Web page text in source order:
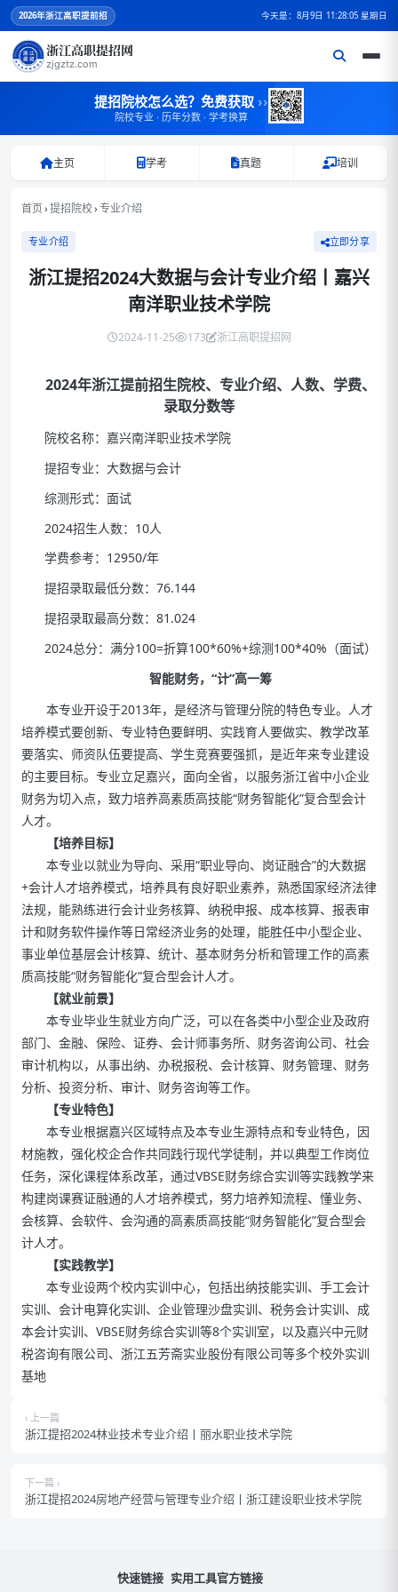
2026年浙江高职提前招 今天是：8月9日 11:28:05 星期日
浙江高职提招网
zjgztz.com
提招院校怎么选？免费获取 ››
院校专业 · 历年分数 · 学考换算
主页 学考 真题 培训
首页›提招院校›专业介绍
专业介绍 立即分享
浙江提招2024大数据与会计专业介绍丨嘉兴
南洋职业技术学院
2024-11-25 173 浙江高职提招网
2024年浙江提前招生院校、专业介绍、人数、学费、
录取分数等
院校名称：嘉兴南洋职业技术学院
提招专业：大数据与会计
综测形式：面试
2024招生人数：10人
学费参考：12950/年
提招录取最低分数：76.144
提招录取最高分数：81.024
2024总分：满分100=折算100*60%+综测100*40%（面试）
智能财务，“计”高一筹
本专业开设于2013年，是经济与管理分院的特色专业。人才
培养模式要创新、专业特色要鲜明、实践育人要做实、教学改革
要落实、师资队伍要提高、学生竞赛要强抓，是近年来专业建设
的主要目标。专业立足嘉兴，面向全省，以服务浙江省中小企业
财务为切入点，致力培养高素质高技能“财务智能化”复合型会计
人才。
【培养目标】
本专业以就业为导向、采用“职业导向、岗证融合”的大数据
+会计人才培养模式，培养具有良好职业素养，熟悉国家经济法律
法规，能熟练进行会计业务核算、纳税申报、成本核算、报表审
计和财务软件操作等日常经济业务的处理，能胜任中小型企业、
事业单位基层会计核算、统计、基本财务分析和管理工作的高素
质高技能“财务智能化”复合型会计人才。
【就业前景】
本专业毕业生就业方向广泛，可以在各类中小型企业及政府
部门、金融、保险、证券、会计师事务所、财务咨询公司、社会
审计机构以，从事出纳、办税报税、会计核算、财务管理、财务
分析、投资分析、审计、财务咨询等工作。
【专业特色】
本专业根据嘉兴区域特点及本专业生源特点和专业特色，因
材施教，强化校企合作共同践行现代学徒制，并以典型工作岗位
任务，深化课程体系改革，通过VBSE财务综合实训等实践教学来
构建岗课赛证融通的人才培养模式，努力培养知流程、懂业务、
会核算、会软件、会沟通的高素质高技能“财务智能化”复合型会
计人才。
【实践教学】
本专业设两个校内实训中心，包括出纳技能实训、手工会计
实训、会计电算化实训、企业管理沙盘实训、税务会计实训、成
本会计实训、VBSE财务综合实训等8个实训室，以及嘉兴中元财
税咨询有限公司、浙江五芳斋实业股份有限公司等多个校外实训
基地
‹ 上一篇
浙江提招2024林业技术专业介绍丨丽水职业技术学院
下一篇 ›
浙江提招2024房地产经营与管理专业介绍丨浙江建设职业技术学院
快速链接 实用工具官方链接